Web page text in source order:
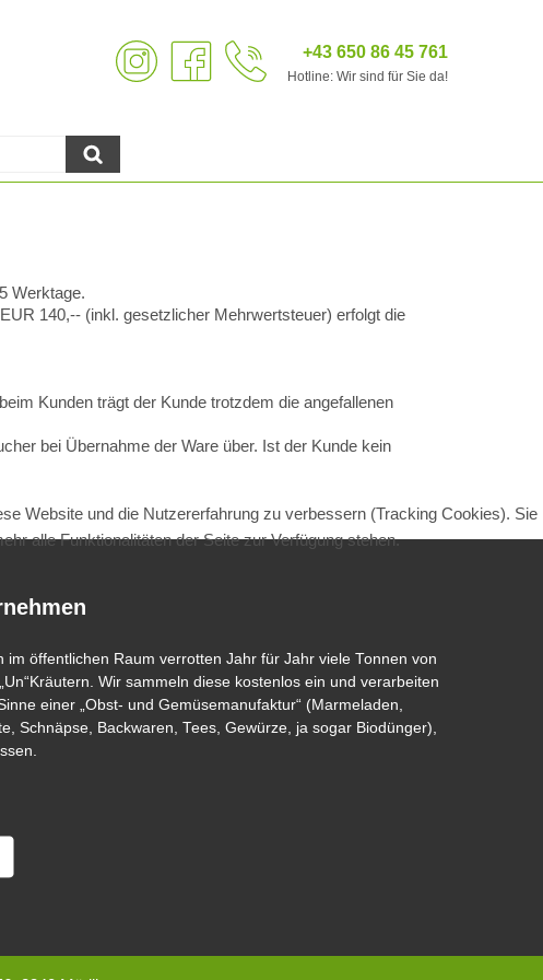
+43 650 86 45 761
Hotline: Wir sind für Sie da!
Werktage.
140,-- (inkl. gesetzlicher Mehrwertsteuer) erfolgt die
Kunden trägt der Kunde trotzdem die angefallenen
bei Übernahme der Ware über. Ist der Kunde kein
im öffentlichen Raum verrotten Jahr für Jahr viele Tonnen von
Wir sammeln diese kostenlos ein und verarbeiten
einer „Obst- und Gemüsemanufaktur“ (Marmeladen,
Schnäpse, Backwaren, Tees, Gewürze, ja sogar Biodünger),
Website und die Nutzererfahrung zu verbessern (Tracking Cookies). Sie
alle Funktionalitäten der Seite zur Verfügung stehen.